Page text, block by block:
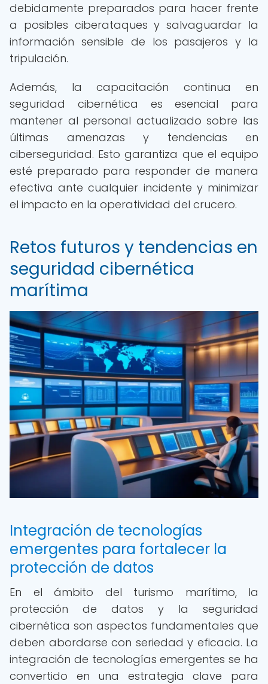
debidamente preparados para hacer frente
a posibles ciberataques y salvaguardar la
información sensible de los pasajeros y la
tripulación.
Además, la capacitación continua en
seguridad cibernética es esencial para
mantener al personal actualizado sobre las
últimas amenazas y tendencias en
ciberseguridad. Esto garantiza que el equipo
esté preparado para responder de manera
efectiva ante cualquier incidente y minimizar
el impacto en la operatividad del crucero.
Retos futuros y tendencias en
seguridad cibernética
marítima
Integración de tecnologías
emergentes para fortalecer la
protección de datos
En el ámbito del turismo marítimo, la
protección de datos y la seguridad
cibernética son aspectos fundamentales que
deben abordarse con seriedad y eficacia. La
integración de tecnologías emergentes se ha
convertido en una estrategia clave para